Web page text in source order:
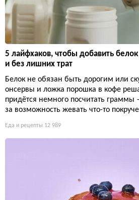
5 лайфхаков, чтобы добавить
и без лишних трат
Белок не обязан быть дорогим или
онсервы и ложка порошка в кофе
придётся немного посчитать граммы
за возможность жевать что-то
Еда и рецепты 12 989